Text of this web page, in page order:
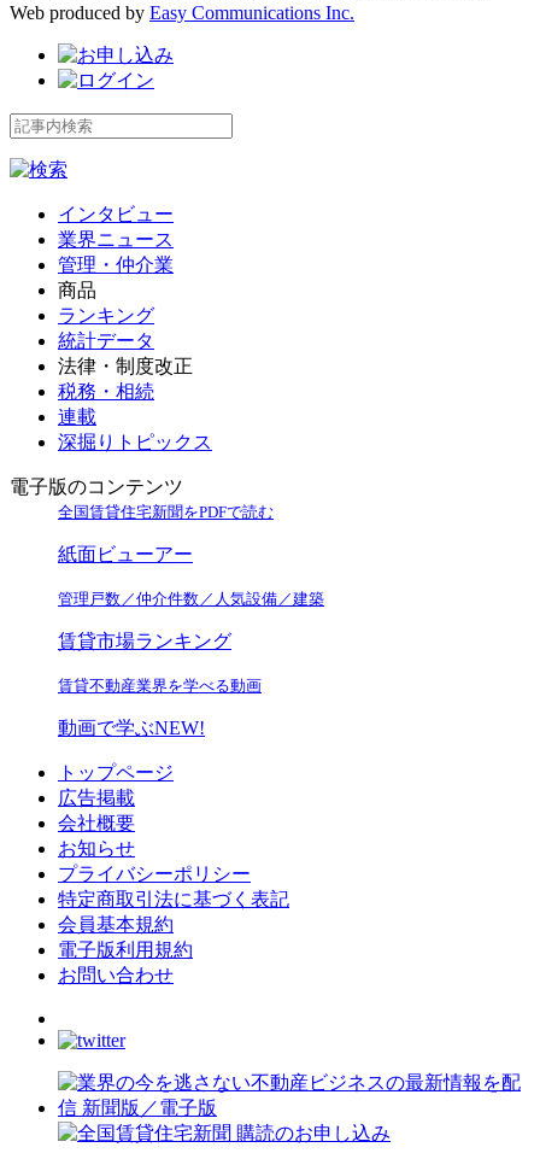
Web produced by Easy Communications Inc.
インタビュー
業界ニュース
管理・仲介業
商品
ランキング
統計データ
法律・制度改正
税務・相続
連載
深掘りトピックス
電子版のコンテンツ
全国賃貸住宅新聞をPDFで読む
紙面ビューアー
管理戸数／仲介件数／人気設備／建築
賃貸市場ランキング
賃貸不動産業界を学べる動画
動画で学ぶNEW!
トップページ
広告掲載
会社概要
お知らせ
プライバシーポリシー
特定商取引法に基づく表記
会員基本規約
電子版利用規約
お問い合わせ